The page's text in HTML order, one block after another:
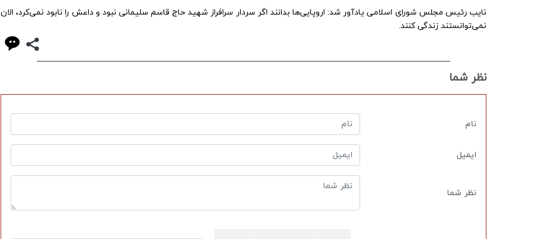
نایب رئیس مجلس شورای اسلامی یادآور شد: اروپایی‌ها بدانند اگر سردار سرافراز شهید حاج قاسم سلیمانی نبود و داعش را نابود نمی‌کرد، الان
نمی‌توانستند زندگی کنند.
نظر شما
نام
ایمیل
نظر شما
پیام تیم ایران
فرار از گرمای تابستان به آغوش خنک و بکرترین
دریاچه ها